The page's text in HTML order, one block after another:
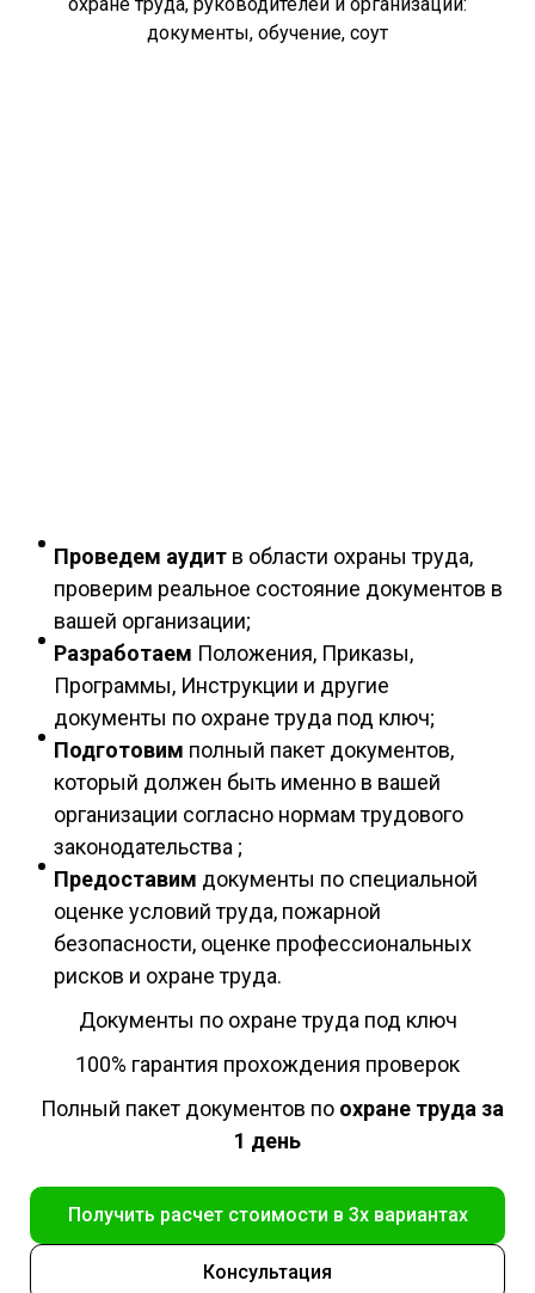
документы, обучение, соут
Проведем аудит в области охраны труда,
проверим реальное состояние документов в
вашей организации;
Разработаем Положения, Приказы,
Программы, Инструкции и другие
документы по охране труда под ключ;
Подготовим полный пакет документов,
который должен быть именно в вашей
организации согласно нормам трудового
законодательства ;
Предоставим документы по специальной
оценке условий труда, пожарной
безопасности, оценке профессиональных
рисков и охране труда.
Документы по охране труда под ключ
100% гарантия прохождения проверок
Полный пакет документов по охране труда за
1 день
Получить расчет стоимости в 3х вариантах
Консультация